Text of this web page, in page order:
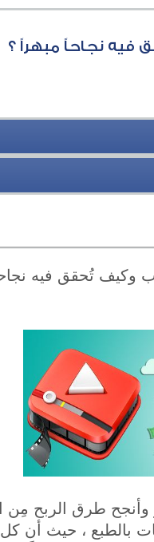
فيه نجاحاً مبهراً ؟
وكيف تُحقق فيه
طرق الربح مِن
بالطبع ، حيث أن